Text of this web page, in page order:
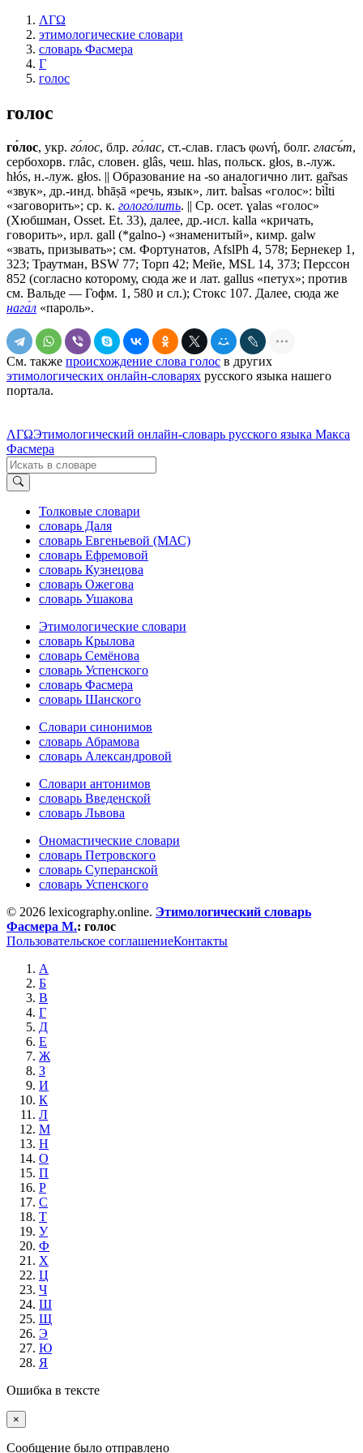
ΛΓΩ
этимологические словари
словарь Фасмера
Г
голос
голос
го́лос, укр. го́лос, блр. го́лас, ст.-слав. гласъ φωνή, болг. гласъ́т,
сербохорв. глȃс, словен. glâs, чеш. hlas, польск. głos, в.-луж.
hłós, н.-луж. głos. || Образование на -so аналогично лит. gar̃sas
«звук», др.-инд. bhāṣā «речь, язык», лит. bal̃sas «голос»: bìl̃ti
«заговорить»; ср. к. голого́лить. || Ср. осет. ɣalas «голос»
(Хюбшман, Osset. Et. 33), далее, др.-исл. kalla «кричать,
говорить», ирл. gall (*galno-) «знаменитый», кимр. galw
«звать, призывать»; см. Фортунатов, AfslPh 4, 578; Бернекер 1,
323; Траутман, BSW 77; Торп 42; Мейе, MSL 14, 373; Перссон
852 (согласно которому, сюда же и лат. gallus «петух»; против
см. Вальде — Гофм. 1, 580 и сл.); Стокс 107. Далее, сюда же
нага́л «пароль».
См. также происхождение слова голос в других
этимологических онлайн-словарях русского языка нашего
портала.
ΛΓΩЭтимологический онлайн-словарь русского языка Макса
Фасмера
Толковые словари
словарь Даля
словарь Евгеньевой (МАС)
словарь Ефремовой
словарь Кузнецова
словарь Ожегова
словарь Ушакова
Этимологические словари
словарь Крылова
словарь Семёнова
словарь Успенского
словарь Фасмера
словарь Шанского
Словари синонимов
словарь Абрамова
словарь Александровой
Словари антонимов
словарь Введенской
словарь Львова
Ономастические словари
словарь Петровского
словарь Суперанской
словарь Успенского
© 2026 lexicography.online. Этимологический словарь
Фасмера М.: голос
Пользовательское соглашениеКонтакты
А
Б
В
Г
Д
Е
Ж
З
И
К
Л
М
Н
О
П
Р
С
Т
У
Ф
Х
Ц
Ч
Ш
Щ
Э
Ю
Я
Ошибка в тексте
×
Cообщение было отправлено